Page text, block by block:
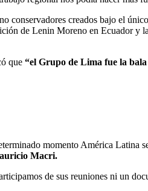
conservadores creados bajo el
de Lenin Moreno en Ecuador
que “el Grupo de Lima fue la
momento América Latina
Macri.
de sus reuniones ni un